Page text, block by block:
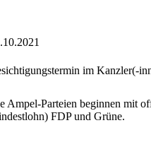
im Kanzler(-
Ampel-Parteien beginnen mit
FDP und Grüne.